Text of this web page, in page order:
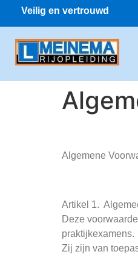
Veilig en vertrouwd
Algemene
Artikel 1.
Deze
praktijkexamens.
Zij zijn van